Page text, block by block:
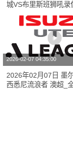
城VS布里斯班狮吼录
像【高清回放】
2026-02-07 04:35:00
2026年02月07日 墨
西悉尼流浪者 澳超_